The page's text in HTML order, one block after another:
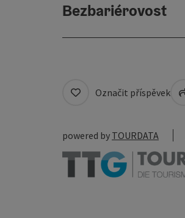
Bezbariérovost
Označit příspěvek
powered by TOURDATA